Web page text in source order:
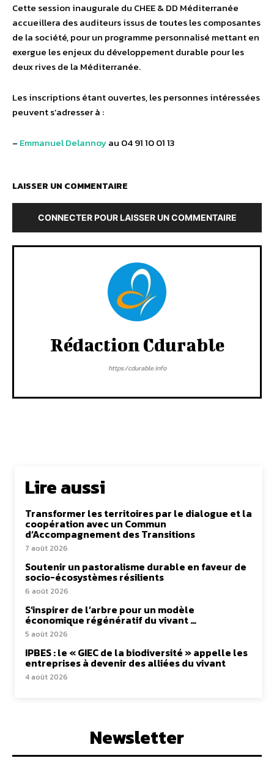
Cette session inaugurale du CHEE & DD Méditerranée
accueillera des auditeurs issus de toutes les composantes
de la société, pour un programme personnalisé mettant en
exergue les enjeux du développement durable pour les
deux rives de la Méditerranée.
Les inscriptions étant ouvertes, les personnes intéressées
peuvent s’adresser à :
– Emmanuel Delannoyau 04 91 10 01 13
LAISSER UN COMMENTAIRE
CONNECTER POUR LAISSER UN COMMENTAIRE
Rédaction Cdurable
https:/cdurable.info
Lire aussi
Transformer les territoires par le dialogue et la
coopération avec un Commun
d’Accompagnement des Transitions
7 août 2026
Soutenir un pastoralisme durable en faveur de
socio-écosystèmes résilients
6 août 2026
S’inspirer de l’arbre pour un modèle
économique régénératif du vivant …
5 août 2026
IPBES : le « GIEC de la biodiversité » appelle les
entreprises à devenir des alliées du vivant
4 août 2026
Newsletter